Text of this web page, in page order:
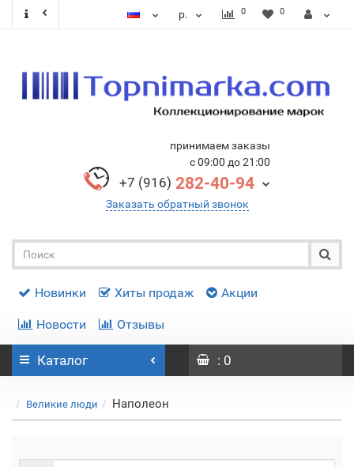
р. 0 0
принимаем заказы
с 09:00 до 21:00
+7 (916) 282-40-94
Заказать обратный звонок
Новинки Хиты продаж Акции
Новости Отзывы
Каталог : 0
Великие люди Наполеон